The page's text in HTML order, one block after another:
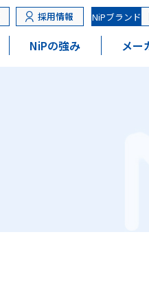
採用情報 NiPブランド
NiPの強み メー